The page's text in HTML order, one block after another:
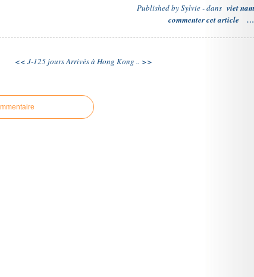
Published by Sylvie-dans viet nam
commenter cet article
…
<< J-125 joursArrivés à Hong Kong .. >>